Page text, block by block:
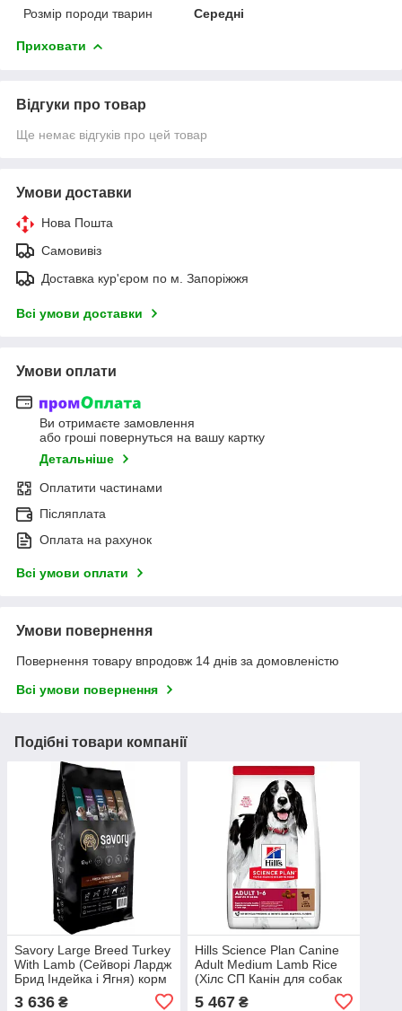
Розмір породи тварин
Середні
Приховати
Відгуки про товар
Ще немає відгуків про цей товар
Умови доставки
Нова Пошта
Самовивіз
Доставка кур'єром по м. Запоріжжя
Всі умови доставки
Умови оплати
Ви отримаєте замовлення
або гроші повернуться на вашу картку
Детальніше
Оплатити частинами
Післяплата
Оплата на рахунок
Всі умови оплати
Умови повернення
Повернення товару впродовж 14 днів за домовленістю
Всі умови повернення
Подібні товари компанії
Savory Large Breed Turkey
With Lamb (Сейворі Лардж
Брид Індейка і Ягня) корм
для собак великих порід
3 636 ₴
Hills Science Plan Canine
Adult Medium Lamb Rice
(Хілс СП Канін для собак
середніх порід 1-6 років
Ягня Рис)
5 467₴